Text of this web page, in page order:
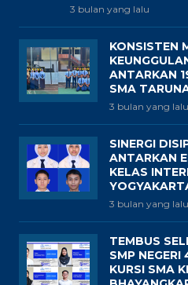
3 bulan yang lalu
KONSISTEN
ANTARKAN
SMA
3 bulan yang lalu
SINERGI
ANTARKAN
KELAS
3 bulan yang lalu
TEMBUS
SMP NEGERI
KURSI SMA